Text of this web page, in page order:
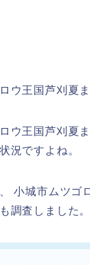
ウ王国芦刈夏
ウ王国芦刈夏
況ですよね。
小城市ムツゴ
調査しました。